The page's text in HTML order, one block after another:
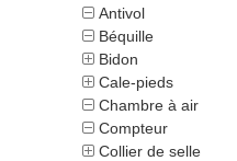
Antivol
Béquille
Bidon
Cale-pieds
Chambre à air
Compteur
Collier de selle